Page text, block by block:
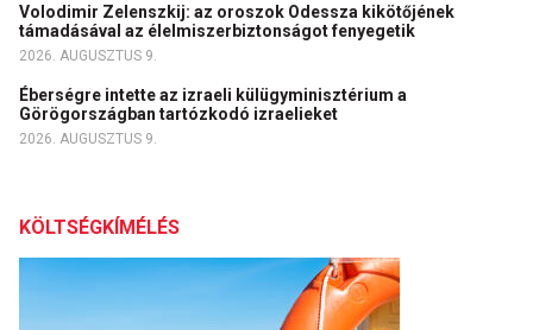
Volodimir Zelenszkij: az oroszok Odessza kikötőjének
támadásával az élelmiszerbiztonságot fenyegetik
2026. AUGUSZTUS 9.
Éberségre intette az izraeli külügyminisztérium a
Görögországban tartózkodó izraelieket
2026. AUGUSZTUS 9.
KÖLTSÉGKÍMÉLÉS